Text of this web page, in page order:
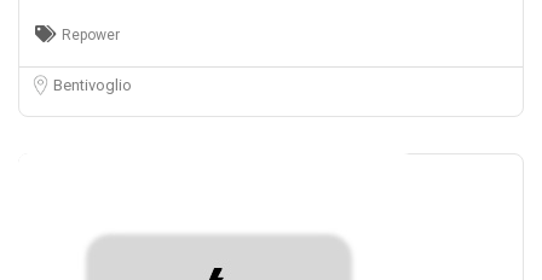
Repower
Bentivoglio